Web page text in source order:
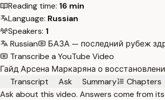
Reading time: 16 min
Language: Russian
Speakers: 1
Russian
БАЗА — последний рубеж
Transcribe a YouTube Video
Гайд Арсена Маркаряна о
Transcript
Ask Summary Chapters
Ask about this video. Answers come from